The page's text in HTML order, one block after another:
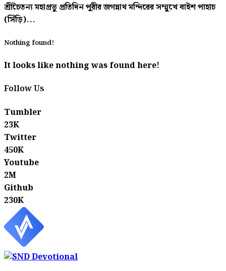
শ্রীচৈতন্য মহাপ্রভু প্রতিদিন পুরীর জগন্নাথ মন্দিরের সম্মুখে বাইশ পাহাচ
(সিঁড়ি)...
Nothing found!
It looks like nothing was found here!
Follow Us
Tumbler
23K
Twitter
450K
Youtube
2M
Github
230K